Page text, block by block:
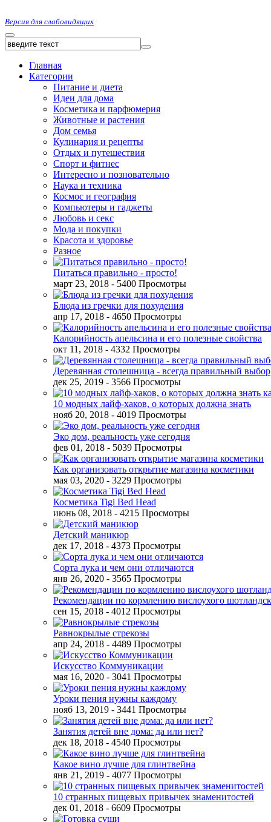
Версия для слабовидящих
Главная
Категории
Питание и диета
Идеи для дома
Косметика и парфюмерия
Животные и растения
Дом семья
Кулинария и рецепты
Отдых и путешествия
Спорт и фитнес
Интересно и позновательно
Наука и техника
Космос и география
Компьютеры и гаджеты
Любовь и секс
Мода и покупки
Красота и здоровье
Разное
Питаться правильно - просто!
март 23, 2018 - 5400 Просмотры
Блюда из гречки для похудения
апр 17, 2018 - 4650 Просмотры
Калорийность апельсина и его полезные свойства
окт 11, 2018 - 4332 Просмотры
Деревянная столешница - всегда правильный выбор
дек 25, 2019 - 3566 Просмотры
10 модных лайф-хаков, о которых должна знать
нояб 20, 2018 - 4019 Просмотры
Эко дом, реальность уже сегодня
фев 01, 2018 - 5039 Просмотры
Как организовать открытие магазина косметики
мая 03, 2020 - 3229 Просмотры
Косметика Tigi Bed Head
июнь 08, 2018 - 4215 Просмотры
Детский маникюр
дек 17, 2018 - 4373 Просмотры
Сорта лука и чем они отличаются
янв 26, 2020 - 3565 Просмотры
Рекомендации по кормлению вислоухого
сен 15, 2018 - 4012 Просмотры
Равнокрылые стрекозы
апр 24, 2018 - 4489 Просмотры
Искусство Коммуникации
мая 16, 2020 - 3041 Просмотры
Уроки пения нужны каждому
нояб 13, 2019 - 3441 Просмотры
Занятия детей вне дома: да или нет?
дек 18, 2018 - 4540 Просмотры
Какое вино лучше для глинтвейна
янв 21, 2019 - 4077 Просмотры
10 странных пищевых привычек знаменитостей
дек 01, 2018 - 6609 Просмотры